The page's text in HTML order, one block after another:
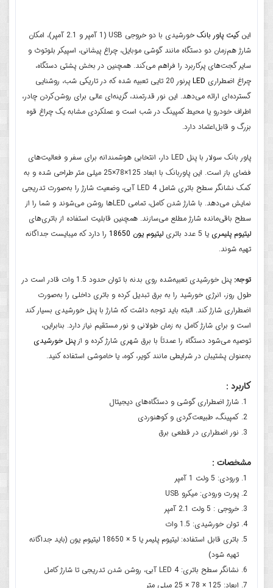
این کیت پاور بانک
خورشیدی با دو خروجی USB (1 آمپر و 2.1 آمپر)، امکان
شارژ هم‌زمان دو دستگاه مانند گوشی موبایل، چراغ پیشانی، اسپیکر بلوتوث و
سایر گجت‌های پرکاربرد را فراهم می‌کند. همچنین در بخش پشتی دستگاه،
چراغ اضطراری LED
پرنور 20 تایی تعبیه شده که در تاریکی شب، روشنایی
گسترده‌ای ارائه می‌دهد. این نور قدرتمند، گزینه‌ای عالی برای روشن‌کردن چادر،
اطراف خودرو یا محیط کمپینگ در شب است و عملکردی مشابه یک چراغ قوه
بزرگ و قابل‌اعتماد دارد.
پاور بانک سولار با پنل LED دار، انتخابی هوشمندانه برای سفر و فعالیت‌های
فضای باز است. این پاوربانک با ابعاد 125×78×25 میلی‌ متر طراحی شده و به
کمک نشانگر سطح باتری شامل 4 LED آبی، وضعیت شارژ را به‌صورت تدریجی
نمایش می‌دهد. با شارژ شدن کامل، تمامی LEDها روشن می‌شوند و شما را از
سطح باقی‌مانده شارژ مطلع می‌سازند. همچنین قابلیت استفاده از باتری‌های
لیتیوم پلیمری یا 5 عدد باتری لیتیوم یون 18650
را دارد که میبایست جداگانه
تهیه شوند.
توجه:
پنل خورشیدی تعبیه‌شده روی بدنه با توان حدود 1.5 وات قادر است در
طول روز، انرژی خورشید را به برق تبدیل کرده و باتری داخلی را به‌صورت
اضطراری شارژ کند. البته باید توجه داشت که شارژ با پنل خورشیدی بسیار کند
است و برای شارژ کامل به زمان طولانی و نور مستقیم نیاز دارد. بنابراین،
توصیه می‌شود دستگاه را عمدتاً با برق شهری شارژ کرده و از پنل خورشیدی
به‌عنوان پشتیبان در شرایطی مانند کویر، کوه، یا خاموشی استفاده کنید.
کاربرد :
شارژ اضطراری گوشی و دستگاه‌های دیجیتال
کمپینگ، طبیعت‌گردی و کوهنوردی
نور اضطراری در قطعی برق
مشخصات :
ورودی: 5 ولت 1 آمپر
پورت‌ ورودی: میکرو USB
خروجی : 5 ولت 2.1 آمپر
توان خورشیدی: 1.5 وات
باتری قابل استفاده: لیتیوم پلیمر یا 5 × 18650 لیتیوم یون (باید جداگانه
تهیه شود)
نشانگر سطح باتری: 4 LED آبی، روشن شدن تدریجی تا شارژ کامل
ابعاد: 125 × 78 × 25 میلی‌ متر